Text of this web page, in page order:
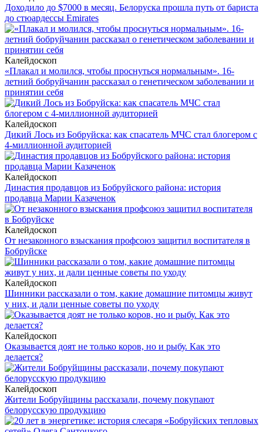
Доходило до $7000 в месяц. Белоруска прошла путь от бариста
до стюардессы Emirates
Калейдоскоп
«Плакал и молился, чтобы проснуться нормальным». 16-
летний бобруйчанин рассказал о генетическом заболевании и
принятии себя
Калейдоскоп
Дикий Лось из Бобруйска: как спасатель МЧС стал блогером с
4-миллионной аудиторией
Калейдоскоп
Династия продавцов из Бобруйского района: история
продавца Марии Казаченок
Калейдоскоп
От незаконного взыскания профсоюз защитил воспитателя в
Бобруйске
Калейдоскоп
Шинники рассказали о том, какие домашние питомцы живут
у них, и дали ценные советы по уходу
Калейдоскоп
Оказывается доят не только коров, но и рыбу. Как это
делается?
Калейдоскоп
Жители Бобруйщины рассказали, почему покупают
белорусскую продукцию